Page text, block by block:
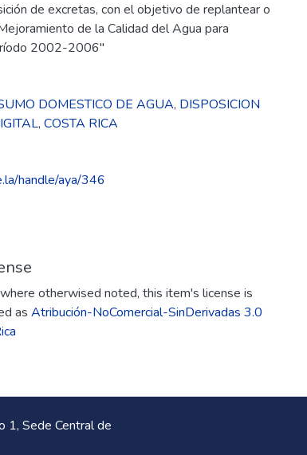
de excretas, con el objetivo de replantear o
de la Calidad del Agua para
2002-2006"
DOMESTICO DE AGUA, DISPOSICION
, COSTA RICA
handle/aya/346
otherwised noted, this item's license is
as Atribución-NoComercial-SinDerivadas 3.0
1, Sede Central de